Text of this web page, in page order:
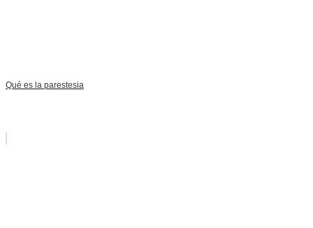
Qué es la parestesia